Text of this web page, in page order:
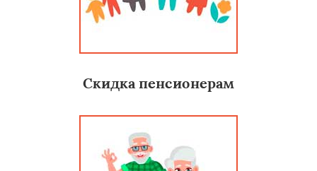
Скидка пенсионерам